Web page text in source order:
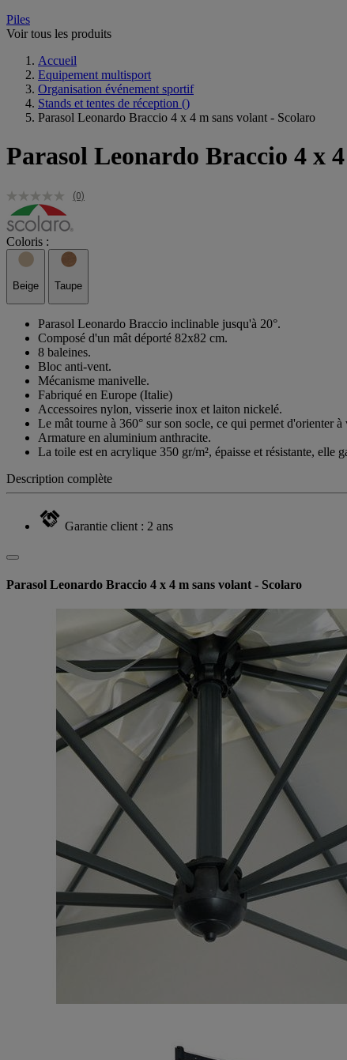
Piles
Voir tous les produits
Accueil
Equipement multisport
Organisation événement sportif
Stands et tentes de réception ()
Parasol Leonardo Braccio 4 x 4 m sans volant - Scolaro
Parasol Leonardo Braccio 4 x
(0)
Coloris :
Beige Taupe
Parasol Leonardo Braccio inclinable jusqu'à 20°.
Composé d'un mât déporté 82x82 cm.
8 baleines.
Bloc anti-vent.
Mécanisme manivelle.
Fabriqué en Europe (Italie)
Accessoires nylon, visserie inox et laiton nickelé.
Le mât tourne à 360° sur son socle, ce qui permet d'orienter
Armature en aluminium anthracite.
La toile est en acrylique 350 gr/m², épaisse et résistante, elle
Description complète
Garantie client : 2 ans
Parasol Leonardo Braccio 4 x 4 m sans volant - Scolaro